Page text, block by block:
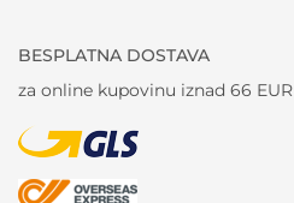
BESPLATNA DOSTAVA
za online kupovinu iznad 66 EUR